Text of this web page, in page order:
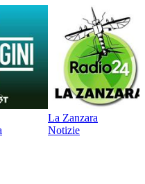
La Zanzara
Notizie